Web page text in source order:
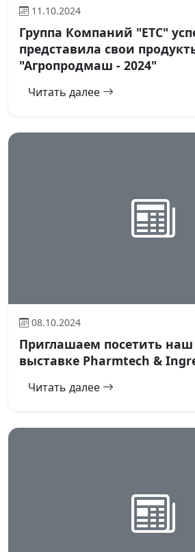
11.10.2024
Группа Компаний "ЕТС"
представила свои
"Агропродмаш - 2024"
Читать далее
08.10.2024
Приглашаем посетить наш
выставке Pharmtech &
Читать далее